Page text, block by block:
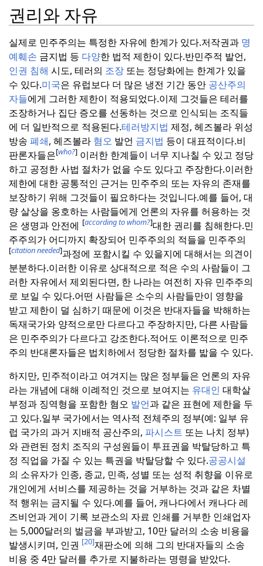
권리와 자유
실제로 민주주의는 특정한 자유에 한계가 있다.저작권과 명
예훼손 금지법 등 다양한 법적 제한이 있다.반민주적 발언,
인권 침해 시도, 테러의 조장 또는 정당화에는 한계가 있을
수 있다.미국은 유럽보다 더 많은 냉전 기간 동안 공산주의
자들에게 그러한 제한이 적용되었다.이제 그것들은 테러를
조장하거나 집단 증오를 선동하는 것으로 인식되는 조직들
에 더 일반적으로 적용된다.테러방지법 제정, 헤즈볼라 위성
방송 폐쇄, 헤즈볼라 혐오 발언 금지법 등이 대표적이다.비
판론자들은[who?] 이러한 한계들이 너무 지나칠 수 있고 정당
하고 공정한 사법 절차가 없을 수도 있다고 주장한다.이러한
제한에 대한 공통적인 근거는 민주주의 또는 자유의 존재를
보장하기 위해 그것들이 필요하다는 것입니다.예를 들어, 대
량 살상을 옹호하는 사람들에게 언론의 자유를 허용하는 것
은 생명과 안전에 [according to whom?]대한 권리를 침해한다.민
주주의가 어디까지 확장되어 민주주의의 적들을 민주주의
[citation needed]과정에 포함시킬 수 있을지에 대해서는 의견이
분분하다.이러한 이유로 상대적으로 적은 수의 사람들이 그
러한 자유에서 제외된다면, 한 나라는 여전히 자유 민주주의
로 보일 수 있다.어떤 사람들은 소수의 사람들만이 영향을
받고 제한이 덜 심하기 때문에 이것은 반대자들을 박해하는
독재국가와 양적으로만 다르다고 주장하지만, 다른 사람들
은 민주주의가 다르다고 강조한다.적어도 이론적으로 민주
주의 반대론자들은 법치하에서 정당한 절차를 밟을 수 있다.
하지만, 민주적이라고 여겨지는 많은 정부들은 언론의 자유
라는 개념에 대해 이례적인 것으로 보여지는 유대인 대학살
부정과 징역형을 포함한 혐오 발언과 같은 표현에 제한을 두
고 있다.일부 국가에서는 역사적 전체주의 정부(예: 일부 유
럽 국가의 과거 지배적 공산주의, 파시스트 또는 나치 정부)
와 관련된 정치 조직의 구성원들이 투표권을 박탈당하고 특
정 직업을 가질 수 있는 특권을 박탈당할 수 있다.공공시설
의 소유자가 인종, 종교, 민족, 성별 또는 성적 취향을 이유로
개인에게 서비스를 제공하는 것을 거부하는 것과 같은 차별
적 행위는 금지될 수 있다.예를 들어, 캐나다에서 캐나다 레
즈비언과 게이 기록 보관소의 자료 인쇄를 거부한 인쇄업자
는 5,000달러의 벌금을 부과받고, 10만 달러의 소송 비용을
발생시키며, 인권 [20]재판소에 의해 그의 반대자들의 소송
비용 중 4만 달러를 추가로 지불하라는 명령을 받았다.